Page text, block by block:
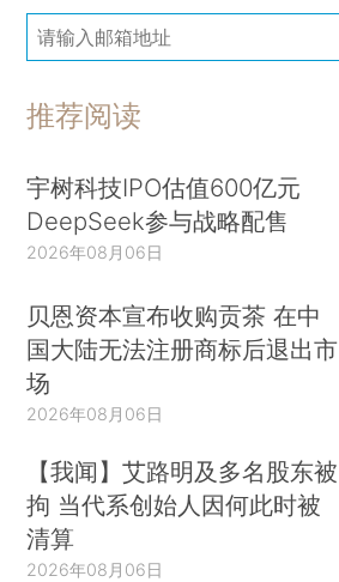
推荐阅读
宇树科技IPO估值600亿元
DeepSeek参与战略配售
2026年08月06日
贝恩资本宣布收购贡茶 在中
国大陆无法注册商标后退出市
场
2026年08月06日
【我闻】艾路明及多名股东被
拘 当代系创始人因何此时被
清算
2026年08月06日